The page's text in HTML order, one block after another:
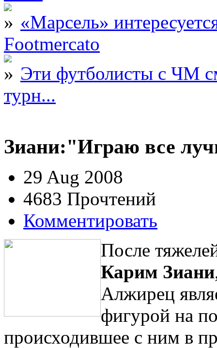
«Марсель»
Footmercato
Эти футболисты с ЧМ
турн...
Зиани:"Играю все
29 Aug 2008
4683 Прочтений
Комментировать
После
Карим Зиани
Алжирец
фигурой на
происходившее с ним в